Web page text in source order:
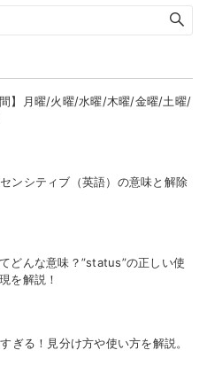
間】月曜/火曜/水曜/木曜/金曜/土曜/
ンシティブ（英語）の意味と解除
どんな意味？”status”の正しい使
を解説！
ぎる！見分け方や使い方を解説。